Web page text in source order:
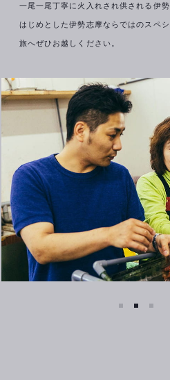
一尾一尾丁寧に火入れされ供される伊
はじめとした伊勢志摩ならではのスペ
旅へぜひお越しください。